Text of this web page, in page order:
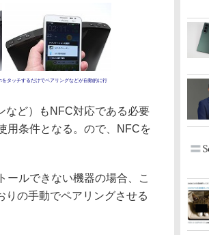
タッチするだけでペアリングなどが自動的に行
ど）もNFC対応である必要
用条件となる。ので、NFCを
ルできない機器の場合、こ
りの手動でペアリングさせる